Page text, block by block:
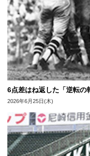
6点差はね返した「逆転の
2026年6月25日(木)